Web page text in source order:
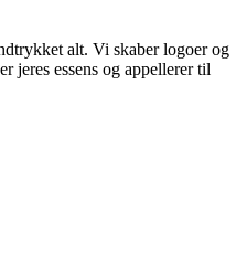
alt. Vi skaber logoer og
jeres essens og appellerer til